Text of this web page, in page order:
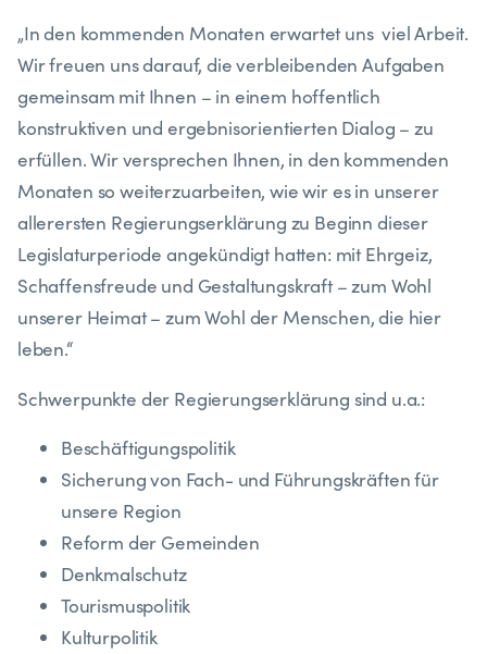
„In den kommenden Monaten erwartet uns viel Arbeit.
Wir freuen uns darauf, die verbleibenden Aufgaben
gemeinsam mit Ihnen – in einem hoffentlich
konstruktiven und ergebnisorientierten Dialog – zu
erfüllen. Wir versprechen Ihnen, in den kommenden
Monaten so weiterzuarbeiten, wie wir es in unserer
allerersten Regierungserklärung zu Beginn dieser
Legislaturperiode angekündigt hatten: mit Ehrgeiz,
Schaffensfreude und Gestaltungskraft – zum Wohl
unserer Heimat – zum Wohl der Menschen, die hier
leben.“
Schwerpunkte der Regierungserklärung sind u.a.:
Beschäftigungspolitik
Sicherung von Fach- und Führungskräften für
unsere Region
Reform der Gemeinden
Denkmalschutz
Tourismuspolitik
Kulturpolitik